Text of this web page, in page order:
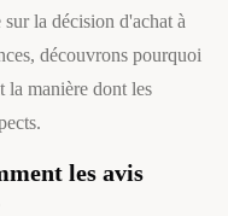
la décision d'achat à
découvrons pourquoi
la manière dont les
les avis